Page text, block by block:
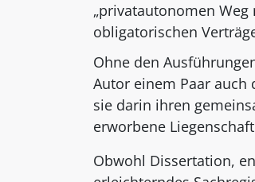
„privatautonomen
obligatorischen
Ohne den
Autor einem Paar auch
sie darin ihren
erworbene
Obwohl Dissertation,